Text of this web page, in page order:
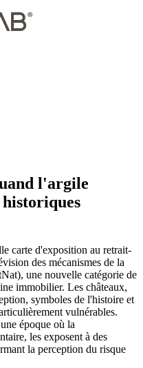
l'argile
carte d'exposition au retrait-
des mécanismes de la
une nouvelle catégorie de
immobilier. Les châteaux,
symboles de l'histoire et
vulnérables.
époque où la
les exposent à des
la perception du risque